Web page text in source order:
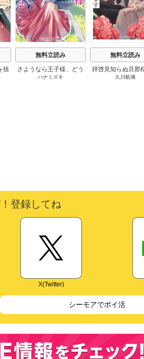
捨
無料立読み
さようなら王子様、どう
か私のことは忘れてくだ
ハナミズキ
無料立読み
拝啓見知らぬ旦那
婚していただき
久川航璃
登録してね
X(Twitter)
シーモアでポイ活